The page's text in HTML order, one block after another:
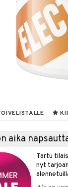
aika
Tartu
nyt